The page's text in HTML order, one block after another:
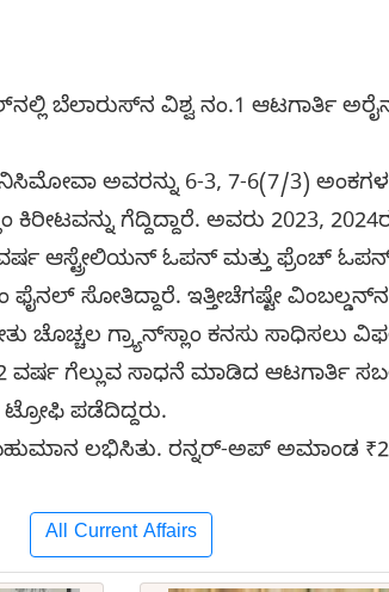
ಬೆಲಾರುಸ್‌ನ ವಿಶ್ವ ನಂ.1 ಆಟಗಾರ್ತಿ
ಅವರನ್ನು 6-3, 7-6(7/3)
ಕಿರೀಟವನ್ನು ಗೆದ್ದಿದ್ದಾರೆ. ಅವರು 2023,
ಆಸ್ಟ್ರೇಲಿಯನ್‌ ಓಪನ್‌ ಮತ್ತು ಫ್ರೆಂಚ್‌
ಸೋತಿದ್ದಾರೆ. ಇತ್ತೀಚೆಗಷ್ಟೇ
ಚೊಚ್ಚಲ ಗ್ರ್ಯಾನ್‌ಸ್ಲಾಂ ಕನಸು ಸಾಧಿಸಲು
ಗೆಲ್ಲುವ ಸಾಧನೆ ಮಾಡಿದ ಆಟಗಾರ್ತಿ
ಪಡೆದಿದ್ದರು.
ಲಭಿಸಿತು. ರನ್ನರ್‌-ಅಪ್‌ ಅಮಾಂಡ
All Current Affairs